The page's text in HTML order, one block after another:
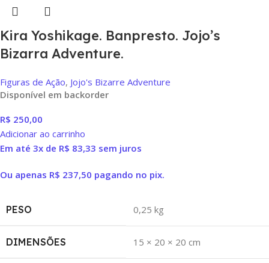
Kira Yoshikage. Banpresto. Jojo’s
Bizarra Adventure.
Figuras de Ação, Jojo's Bizarre Adventure
Disponível em backorder
R$ 250,00
Adicionar ao carrinho
Em até 3x de R$ 83,33 sem juros
Ou apenas R$ 237,50 pagando no pix.
PESO 0,25 kg
DIMENSÕES 15 × 20 × 20 cm